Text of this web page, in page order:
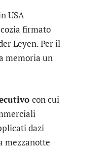
USA
firmato
Leyen. Per il
memoria un
con cui
dazi
mezzanotte